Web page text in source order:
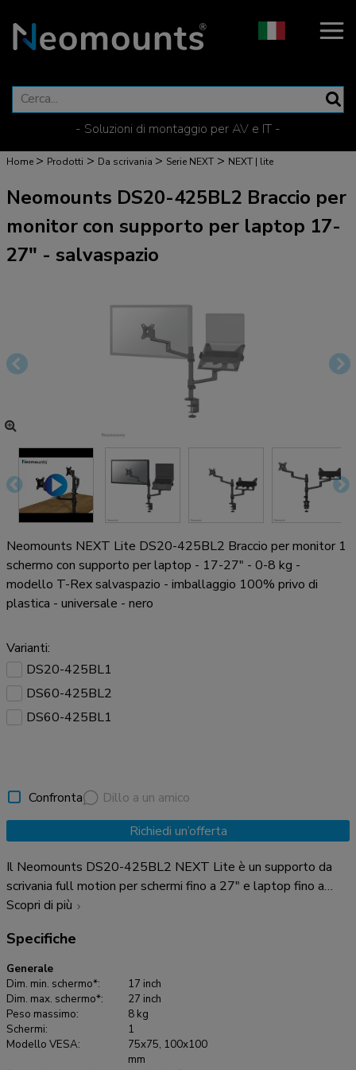
- Soluzioni di montaggio per AV e IT -
Home > Prodotti > Da scrivania > Serie NEXT > NEXT | lite
Neomounts DS20-425BL2 Braccio per
monitor con supporto per laptop 17-
27" - salvaspazio
Neomounts NEXT Lite DS20-425BL2 Braccio per monitor 1
schermo con supporto per laptop - 17-27" - 0-8 kg -
modello T-Rex salvaspazio - imballaggio 100% privo di
plastica - universale - nero
Varianti:
DS20-425BL1
DS60-425BL2
DS60-425BL1
Confronta
Dillo a un amico
Richiedi un’offerta
Il Neomounts DS20-425BL2 NEXT Lite è un supporto da
scrivania full motion per schermi fino a 27" e laptop fino a
17,3" con una capacità massima rispettivamente di 8 e 5 kg.
rotazione (360°) e perno (180°), il supporto da scrivania può
essere regolato all'altezza e all'angolo di visione ottimali per
lo schermo e il laptop. Inoltre, il supporto è dotato di
regolazione manuale dell'altezza e della profondità per
creare la posizione di lavoro perfetta. Grazie al braccio
superiore corto T-Rex® del NEXT Lite, la profondità
richiesta è minima se posizionato vicino a una parete o a un
Scopri di più
Specifiche
Generale
Dim. min. schermo*:
17 inch
Dim. max. schermo*:
27 inch
Peso massimo:
8 kg
Schermi:
1
Modello VESA:
75x75, 100x100
mm